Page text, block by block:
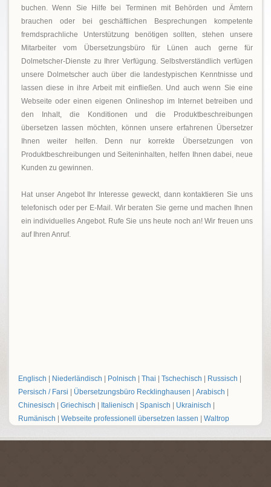
buchen. Wenn Sie Hilfe bei Terminen mit Behörden und Ämtern
brauchen oder bei geschäftlichen Besprechungen kompetente
fremdsprachliche Unterstützung benötigen sollten, stehen unsere
Mitarbeiter vom Übersetzungsbüro für Lünen auch gerne für
Dolmetscher-Dienste zu Ihrer Verfügung. Selbstverständlich verfügen
unsere Dolmetscher auch über die landestypischen Kenntnisse und
lassen diese in ihre Arbeit mit einfließen. Und auch wenn Sie eine
Webseite oder einen eigenen Onlineshop im Internet betreiben und
den Inhalt, die Konditionen und die Produktbeschreibungen
übersetzen lassen möchten, können unsere erfahrenen Übersetzer
Ihnen weiter helfen. Denn nur korrekte Übersetzungen von
Produktbeschreibungen und Seiteninhalten, helfen Ihnen dabei, neue
Kunden zu gewinnen.
Hat unser Angebot Ihr Interesse geweckt, dann kontaktieren Sie uns
telefonisch oder per E-Mail. Wir beraten Sie gerne und machen Ihnen
ein individuelles Angebot. Rufe Sie uns heute noch an! Wir freuen uns
auf Ihren Anruf.
Englisch Niederländisch Polnisch Thai Tschechisch Russisch
Persisch / Farsi
Übersetzungsbüro Recklinghausen Arabisch
Chinesisch
Griechisch Italienisch Spanisch Ukrainisch
Rumänisch
Webseite professionell übersetzen lassen Waltrop